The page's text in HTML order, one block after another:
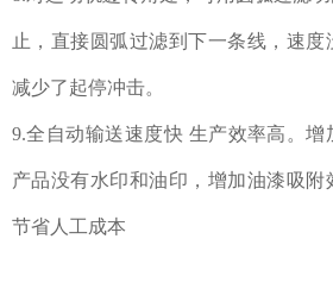
止，直接圆弧过滤到下一条线，速
减少了起停冲击。
9.全自动输送速度快 生产效率高。增
产品没有水印和油印，增加油漆吸附
节省人工成本